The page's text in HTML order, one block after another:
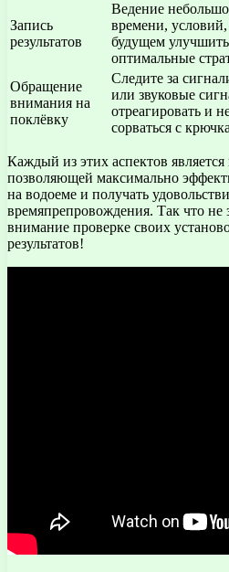
Запись
результатов
Ведение
времени,
будущем
оптимальные
Обращение
внимания на
поклёвку
Следите за
или звуковые
отреагировать и
сорваться с
Каждый из этих аспектов
позволяющей максимально
на водоеме и получать
времяпрепровождения. Так что не
внимание проверке своих
результатов!